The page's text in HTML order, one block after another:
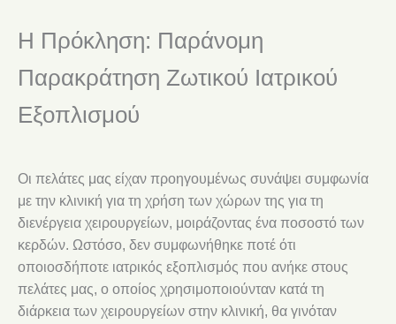
Η Πρόκληση: Παράνομη
Παρακράτηση Ζωτικού Ιατρικού
Εξοπλισμού
Οι πελάτες μας είχαν προηγουμένως συνάψει συμφωνία
με την κλινική για τη χρήση των χώρων της για τη
διενέργεια χειρουργείων, μοιράζοντας ένα ποσοστό των
κερδών. Ωστόσο, δεν συμφωνήθηκε ποτέ ότι
οποιοσδήποτε ιατρικός εξοπλισμός που ανήκε στους
πελάτες μας, ο οποίος χρησιμοποιούνταν κατά τη
διάρκεια των χειρουργείων στην κλινική, θα γινόταν